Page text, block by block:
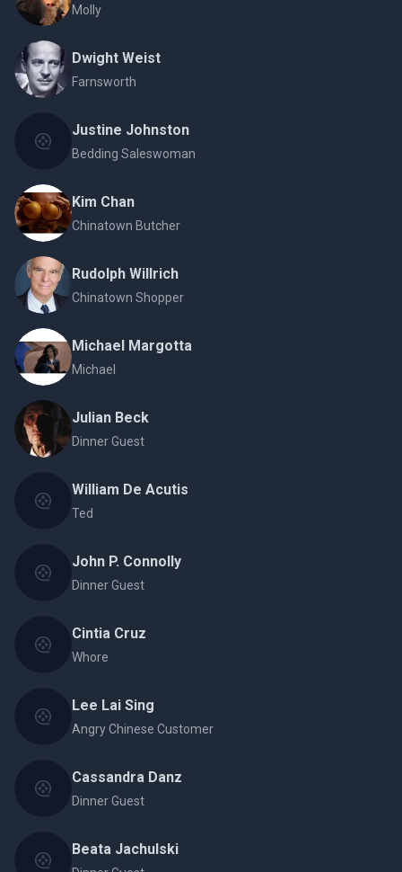
Molly
Dwight Weist
Farnsworth
Justine Johnston
Bedding Saleswoman
Kim Chan
Chinatown Butcher
Rudolph Willrich
Chinatown Shopper
Michael Margotta
Michael
Julian Beck
Dinner Guest
William De Acutis
Ted
John P. Connolly
Dinner Guest
Cintia Cruz
Whore
Lee Lai Sing
Angry Chinese Customer
Cassandra Danz
Dinner Guest
Beata Jachulski